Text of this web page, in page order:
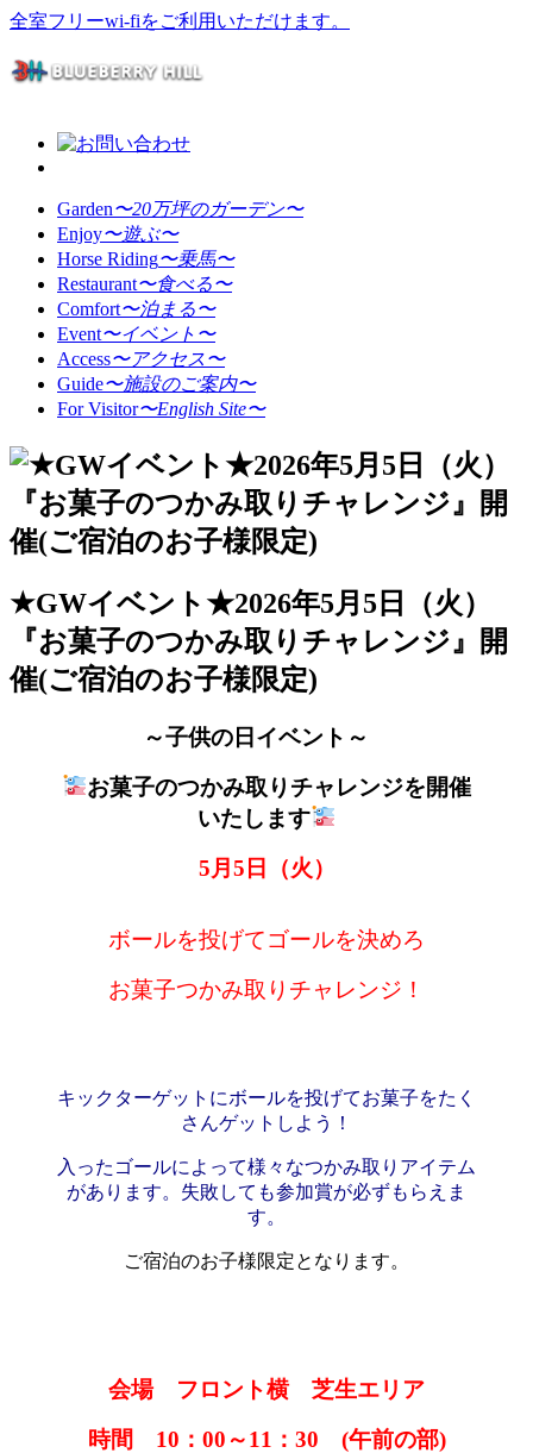
全室フリーwi-fiをご利用いただけます。
Garden〜20万坪のガーデン〜
Enjoy〜遊ぶ〜
Horse Riding〜乗馬〜
Restaurant〜食べる〜
Comfort〜泊まる〜
Event〜イベント〜
Access〜アクセス〜
Guide〜施設のご案内〜
For Visitor〜English Site〜
★GWイベント★2026年5月5日（火）
『お菓子のつかみ取りチャレンジ』開
催(ご宿泊のお子様限定)
～子供の日イベント～
お菓子のつかみ取りチャレンジを開催
いたします
5月5日（火 ）
ボールを投げてゴールを決めろ
お菓子つかみ取りチャレンジ！
キックターゲットにボールを投げてお菓子をたく
さんゲットしよう！
入ったゴールによって様々なつかみ取りアイテム
があります。失敗しても参加賞が必ずもらえま
す。
ご宿泊のお子様限定となります。
会場 フロント横 芝生エリア
時間 10：00～11：30 (午前の部)